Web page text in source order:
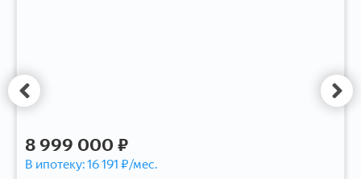
8 999 000 ₽
В ипотеку:16 191 ₽/мес.